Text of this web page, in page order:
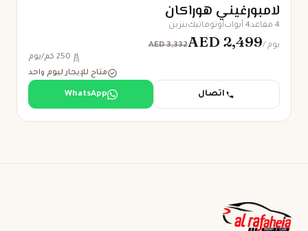
لامبورغيني هوراكان
4 مقاعد 4 أبواب أوتوماتيكبنزين
AED 3,332AED 2,499 / يوم
250 كم/يوم
متاح للإيجار ليوم واحد
اتصال WhatsApp